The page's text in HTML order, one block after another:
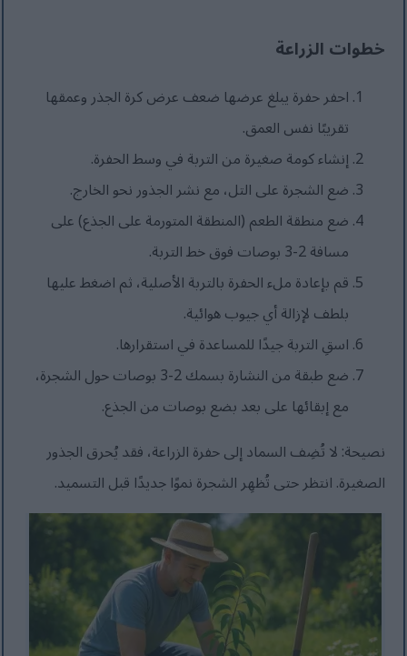
خطوات الزراعة
احفر حفرة يبلغ عرضها ضعف عرض كرة الجذر وعمقها
تقريبًا نفس العمق.
إنشاء كومة صغيرة من التربة في وسط الحفرة.
ضع الشجرة على التل، مع نشر الجذور نحو الخارج.
ضع منطقة الطعم (المنطقة المتورمة على الجذع) على
مسافة 2-3 بوصات فوق خط التربة.
قم بإعادة ملء الحفرة بالتربة الأصلية، ثم اضغط عليها
بلطف لإزالة أي جيوب هوائية.
اسقِ التربة جيدًا للمساعدة في استقرارها.
ضع طبقة من النشارة بسمك 2-3 بوصات حول الشجرة،
مع إبقائها على بعد بضع بوصات من الجذع.
نصيحة: لا تُضِف السماد إلى حفرة الزراعة، فقد يُحرق الجذور
الصغيرة. انتظر حتى تُظهِر الشجرة نموًا جديدًا قبل التسميد.